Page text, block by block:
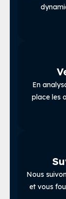
En
place les
Nous
et vous